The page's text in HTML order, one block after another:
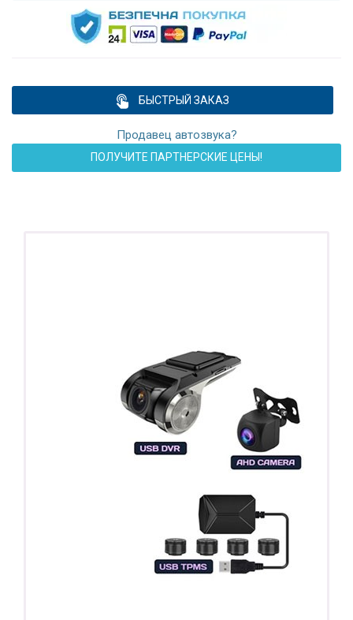
БЫСТРЫЙ ЗАКАЗ
Продавец автозвука?
ПОЛУЧИТЕ ПАРТНЕРСКИЕ ЦЕНЫ!